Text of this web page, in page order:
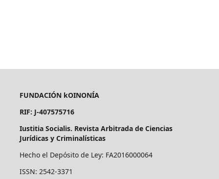
FUNDACIÓN kOINONÍA
RIF: J-407575716
Iustitia Socialis. Revista Arbitrada de Ciencias
Jurídicas y Criminalísticas
Hecho el Depósito de Ley: FA2016000064
ISSN: 2542-3371